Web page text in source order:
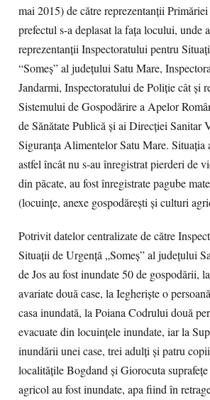
mai 2015) de către reprezentanţii
prefectul s-a deplasat la faţa locului, unde
reprezentanţii Inspectoratului pentru
“Someş” al judeţului Satu Mare,
Jandarmi, Inspectoratului de Poliţie cât şi
Sistemului de Gospodărire a Apelor
de Sănătate Publică şi ai Direcţiei Sanitar
Siguranţa Alimentelor Satu Mare. Situaţia
astfel încât nu s-au înregistrat pierderi de
din păcate, au fost înregistrate pagube
(locuinţe, anexe gospodăreşti şi culturi
Potrivit datelor centralizate de către
Situaţii de Urgenţă „Someş” al judeţului
de Jos au fost inundate 50 de gospodării,
avariate două case, la Iegherişte o
casa inundată, la Poiana Codrului două
evacuate din locuinţele inundate, iar la
inundării unei case, trei adulţi şi patru
localităţile Bogdand şi Giorocuta
agricol au fost inundate, apa fiind în